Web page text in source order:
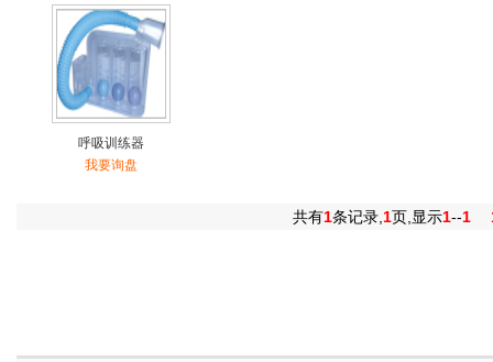
呼吸训练器
我要询盘
共有1条记录, 1页,显示1--1